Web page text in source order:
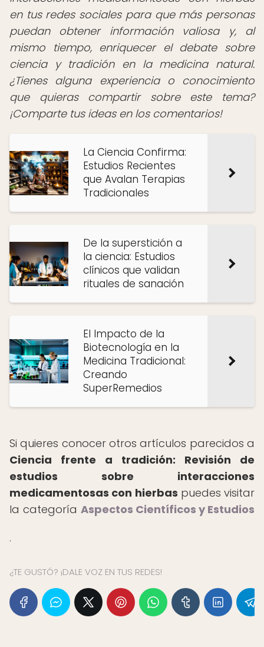
en tus redes sociales para que más personas
puedan obtener información valiosa y, al
mismo tiempo, enriquecer el debate sobre
ciencia y tradición en la medicina natural.
¿Tienes alguna experiencia o conocimiento
que quieras compartir sobre este tema?
¡Comparte tus ideas en los comentarios!
La Ciencia Confirma:
Estudios Recientes
que Avalan Terapias
Tradicionales
De la superstición a
la ciencia: Estudios
clínicos que validan
rituales de sanación
El Impacto de la
Biotecnología en la
Medicina Tradicional:
Creando
SuperRemedios
Si quieres conocer otros artículos parecidos a
Ciencia frente a tradición: Revisión de
estudios sobre interacciones
medicamentosas con hierbas puedes visitar
la categoría Aspectos Científicos y Estudios
.
¿TE GUSTÓ? ¡DALE VOZ EN TUS REDES!